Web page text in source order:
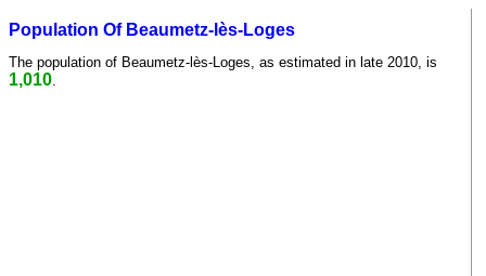
Population Of Beaumetz-lès-Loges
The population of Beaumetz-lès-Loges, as estimated in late 2010, is
1,010